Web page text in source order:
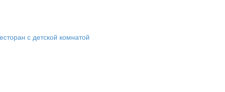
с детской комнатой